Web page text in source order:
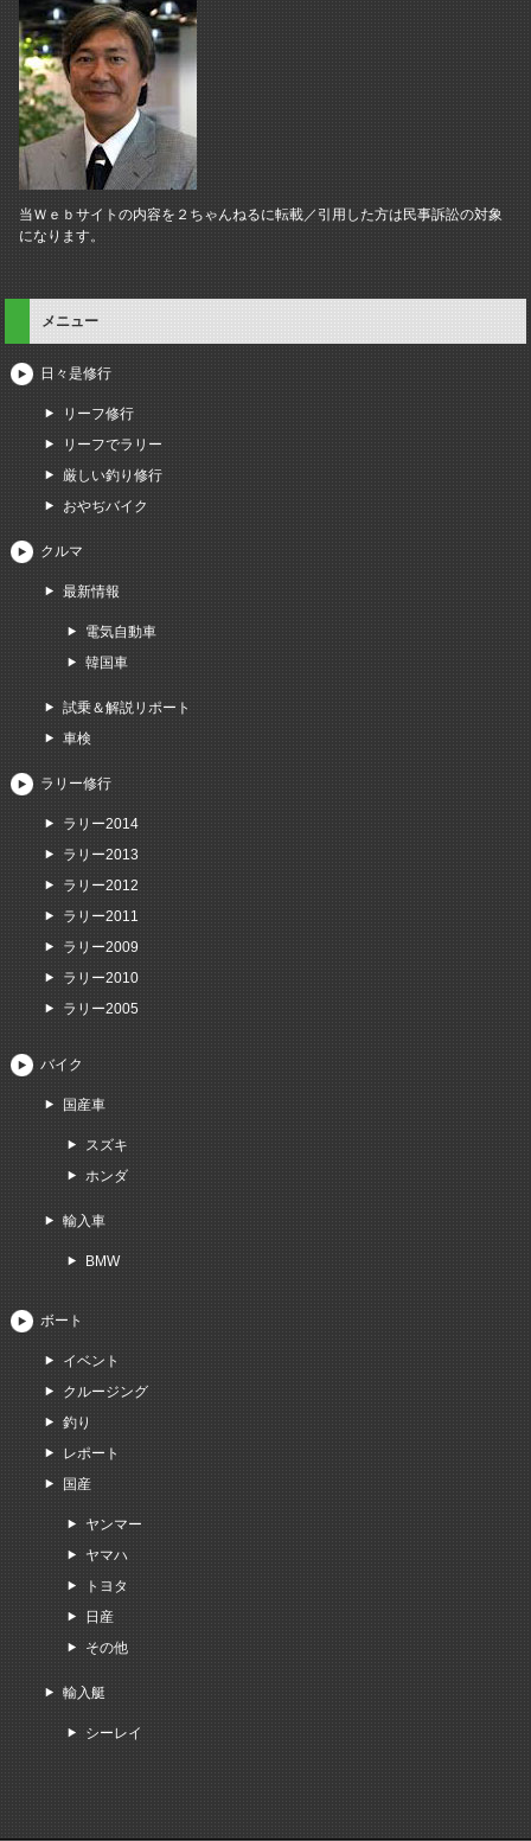
当Ｗｅｂサイトの内容を２ちゃんねるに転載／引用した方は民事訴訟の対象
になります。
メニュー
日々是修行
リーフ修行
リーフでラリー
厳しい釣り修行
おやぢバイク
クルマ
最新情報
電気自動車
韓国車
試乗＆解説リポート
車検
ラリー修行
ラリー2014
ラリー2013
ラリー2012
ラリー2011
ラリー2009
ラリー2010
ラリー2005
バイク
国産車
スズキ
ホンダ
輸入車
BMW
ボート
イベント
クルージング
釣り
レポート
国産
ヤンマー
ヤマハ
トヨタ
日産
その他
輸入艇
シーレイ